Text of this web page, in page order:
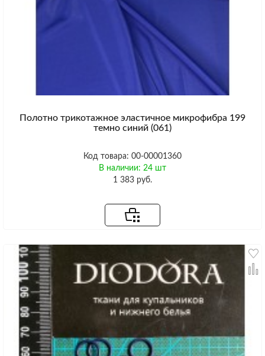
Полотно трикотажное эластичное микрофибра 199
темно синий (061)
Код товара: 00-00001360
В наличии: 24 шт
1 383 руб.